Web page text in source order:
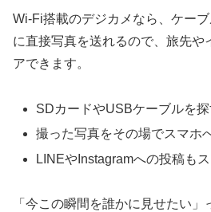
Wi-Fi搭載のデジカメなら、ケー
に直接写真を送れるので、旅先や
アできます。
SDカードやUSBケーブルを
撮った写真をその場でスマホ
LINEやInstagramへの投稿もス
「今この瞬間を誰かに見せたい